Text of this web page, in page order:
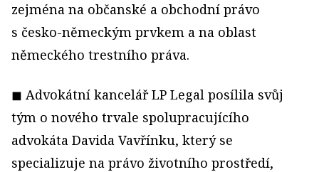
zejména na občanské a obchodní právo
s česko-německým prvkem a na oblast
německého trestního práva.
◼ Advokátní kancelář LP Legal posílila svůj
tým o nového trvale spolupracujícího
advokáta Davida Vavřínku, který se
specializuje na právo životního prostředí,